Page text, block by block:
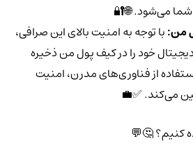
می‌شود. 🌐🔐
من:با توجه به امنیت بالای این صرافی،
خود را در کیف پول من ذخیره
از فناوری‌های مدرن، امنیت
می‌کند. ✅💼
کنیم؟ 🤔💬